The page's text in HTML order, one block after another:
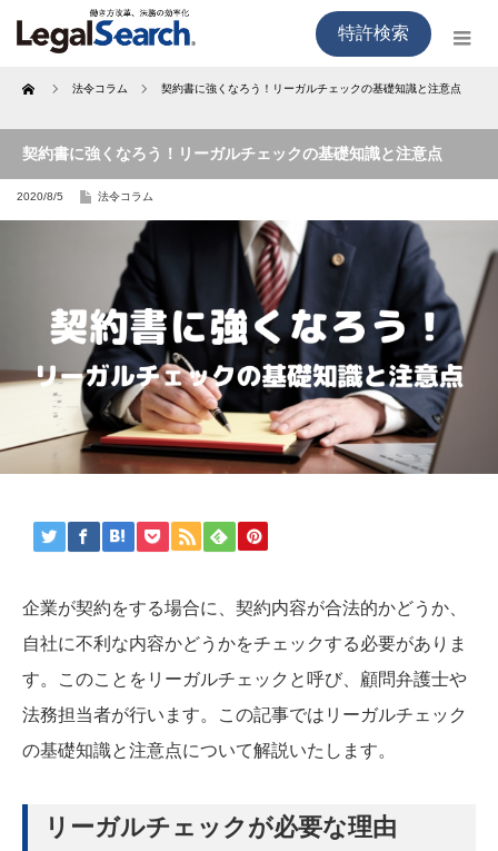
特許検索
Home 法令コラム 契約書に強くなろう！リーガルチェックの基礎知識と注意点
契約書に強くなろう！リーガルチェックの基礎知識と注意点
2020/8/5 法令コラム
企業が契約をする場合に、契約内容が合法的かどうか、
自社に不利な内容かどうかをチェックする必要がありま
す。このことをリーガルチェックと呼び、顧問弁護士や
法務担当者が行います。この記事ではリーガルチェック
の基礎知識と注意点について解説いたします。
リーガルチェックが必要な理由